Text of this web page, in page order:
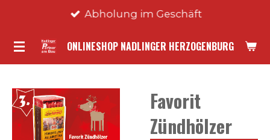
springen
ONLINESHOP NADLINGER HERZOGENBURG
Abholung im Geschäft
Favorit
Zündhölzer